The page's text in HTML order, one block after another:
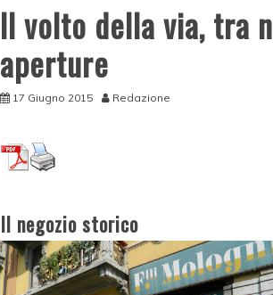
Il volto della via, tra
aperture
17 Giugno 2015 Redazione
Il negozio storico